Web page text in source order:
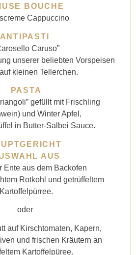
BOUCHE
Cappuccino
ANTIPASTI
Caruso”
unserer beliebten Vorspeisen
kleinen Tellerchen.
PASTA
gefüllt mit Frischling
und Winter Apfel,
in Butter-Salbei Sauce.
AUS
Ente aus dem Backofen
Rotkohl und getrüffeltem
Kartoffelpürree.
oder
auf Kirschtomaten, Kapern,
und frischen Kräutern an
Kartoffelpüree.